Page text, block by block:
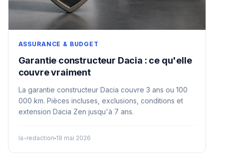
ASSURANCE & BUDGET
Garantie constructeur Dacia : ce qu'elle
couvre vraiment
La garantie constructeur Dacia couvre 3 ans ou 100
000 km. Pièces incluses, exclusions, conditions et
extension Dacia Zen jusqu'à 7 ans.
la-redaction 19 mai 2026